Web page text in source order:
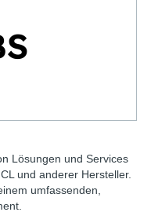
Lösungen und Services
und anderer Hersteller.
umfassenden,